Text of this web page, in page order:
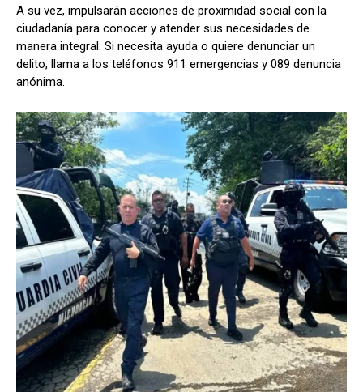
A su vez, impulsarán acciones de proximidad social con la
ciudadanía para conocer y atender sus necesidades de
manera integral. Si necesita ayuda o quiere denunciar un
delito, llama a los teléfonos 911 emergencias y 089 denuncia
anónima.